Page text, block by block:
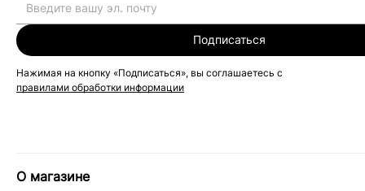
Подписаться
Нажимая на кнопку «Подписаться», вы соглашаетесь с
правилами обработки информации
О магазине